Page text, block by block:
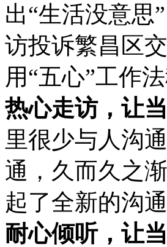
出“生活没意思
访投诉繁昌区
用“五心”工作
热心走访，让
里很少与人沟
通，久而久之
起了全新的沟通
耐心倾听，让